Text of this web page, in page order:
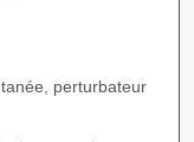
perturbateur